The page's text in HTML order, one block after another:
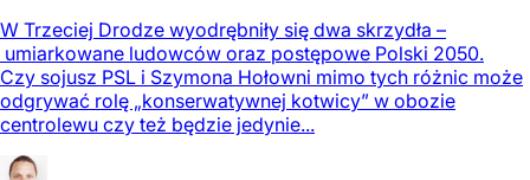
W Trzeciej Drodze wyodrębniły się dwa skrzydła –
umiarkowane ludowców oraz postępowe Polski 2050.
Czy sojusz PSL i Szymona Hołowni mimo tych różnic może
odgrywać rolę „konserwatywnej kotwicy” w obozie
centrolewu czy też będzie jedynie...